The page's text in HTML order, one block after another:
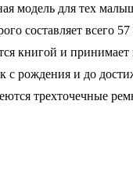
модель для тех
составляет всего
книгой и
рождения и до
трехточечные